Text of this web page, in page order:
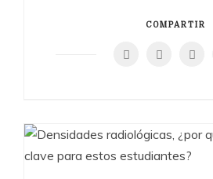
COMPARTIR